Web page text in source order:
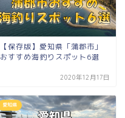
【保存版】愛知県「蒲郡市」
おすすめ海釣りスポット6選
2020年12月17日
愛知県